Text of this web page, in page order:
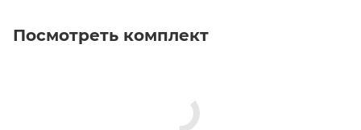
Посмотреть комплект